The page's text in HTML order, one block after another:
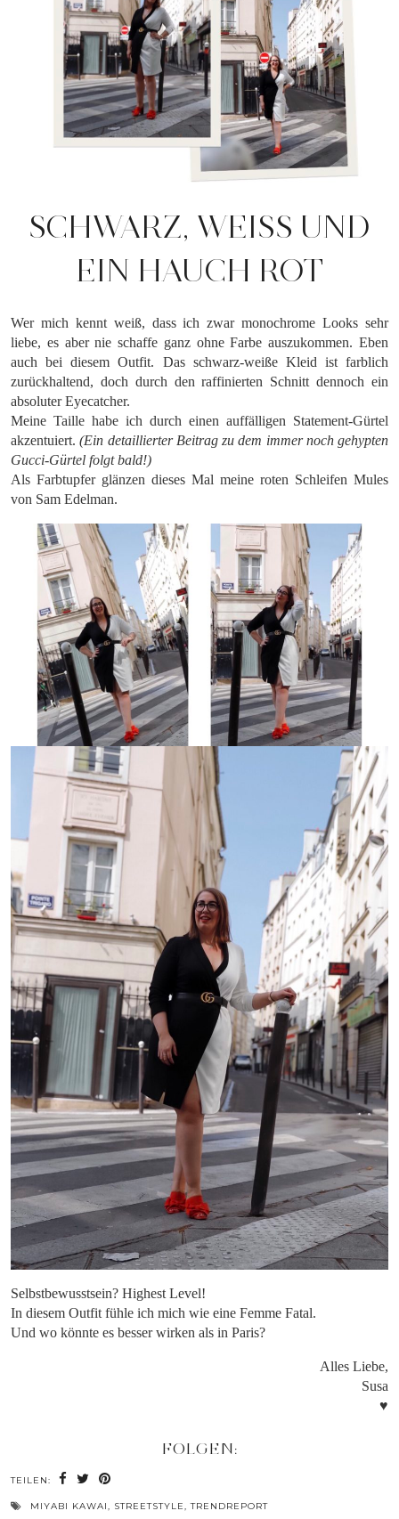
SCHWARZ, WEISS UND E
IN HAUCH ROT
Wer mich kennt weiß, dass ich zwar monochrome Looks sehr
liebe, es aber nie schaffe ganz ohne Farbe auszukommen. Eben
auch bei diesem Outfit. Das schwarz-weiße Kleid ist farblich
zurückhaltend, doch durch den raffinierten Schnitt dennoch ein
absoluter Eyecatcher.
Meine Taille habe ich durch einen auffälligen Statement-Gürtel
akzentuiert. (Ein detaillierter Beitrag zu dem immer noch gehypten
Gucci-Gürtel folgt bald!)
Als Farbtupfer glänzen dieses Mal meine roten Schleifen Mules
von Sam Edelman.
Selbstbewusstsein? Highest Level!
In diesem Outfit fühle ich mich wie eine Femme Fatal.
Und wo könnte es besser wirken als in Paris?
Alles Liebe,
Susa
♥
FOLGEN:
TEILEN:
MIYABI KAWAI STREETSTYLE ,TRENDREPORT